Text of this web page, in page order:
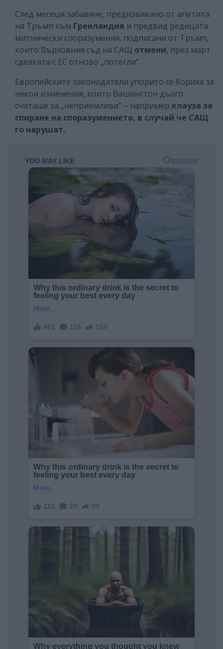
След месеци забавяне, предизвикано от апетита
на Тръмп към Гренландия и предвид редицата
митнически споразумения, подписани от Тръмп,
които Върховния съд на САЩ отмени, през март
сделката с ЕС отново „потегли”.
Европейските законодатели упорито се бориха за
някои изменения, които Вашингтон дълго
считаше за „неприемливи” – например клауза за
спиране на споразумението, в случай че САЩ
го нарушат.